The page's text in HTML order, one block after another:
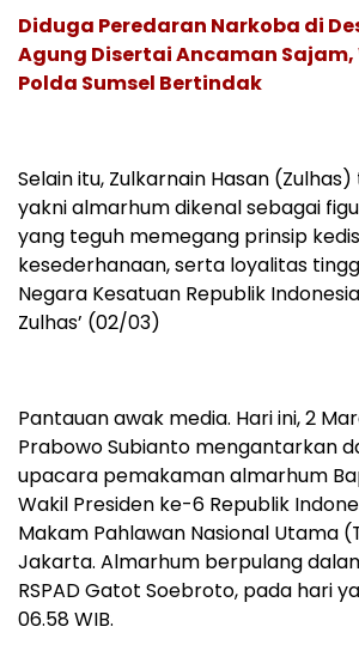
Diduga Peredaran Narkoba di
Agung Disertai Ancaman
Polda Sumsel Bertindak
Selain itu, Zulkarnain Hasan
yakni almarhum dikenal sebagai
yang teguh memegang prinsip
kesederhanaan, serta loyalitas
Negara Kesatuan Republik
Zulhas’ (02/03)
Pantauan awak media. Hari ini, 2
Prabowo Subianto mengantarkan
upacara pemakaman almarhum
Wakil Presiden ke-6 Republik
Makam Pahlawan Nasional Utama
Jakarta. Almarhum berpulang
RSPAD Gatot Soebroto, pada hari
06.58 WIB.